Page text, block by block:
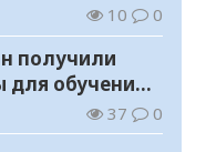
10 0
получили
обучения в
37 0